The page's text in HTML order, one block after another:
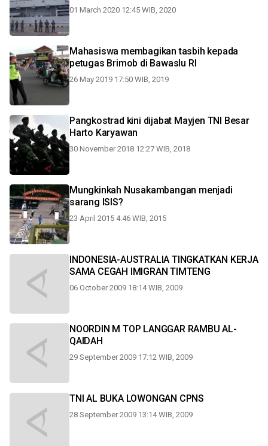
01 March 2020 12:45 WIB, 2020
Mahasiswa membagikan tasbih kepada
petugas Brimob di Bawaslu RI
26 May 2019 17:50 WIB, 2019
Pangkostrad kini dijabat Mayjen TNI Besar
Harto Karyawan
30 November 2018 12:27 WIB, 2018
Mungkinkah Nusakambangan menjadi
sarang ISIS?
23 April 2015 4:46 WIB, 2015
INDONESIA-AUSTRALIA TINGKATKAN KERJA
SAMA CEGAH IMIGRAN TIMTENG
06 October 2009 18:14 WIB, 2009
NOORDIN M TOP LANGGAR RAMBU AL-
QAIDAH
29 September 2009 17:12 WIB, 2009
TNI AL BUKA LOWONGAN CPNS
28 September 2009 13:14 WIB, 2009